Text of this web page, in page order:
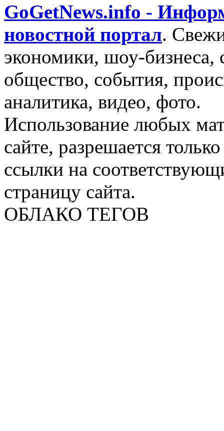
GoGetNews.info -
новостной портал.
экономики, шоу-бизнеса,
общество, события,
аналитика, видео, фото.
Использование любых
сайте, разрешается
ссылки на
страницу сайта.
ОБЛАКО ТЕГОВ